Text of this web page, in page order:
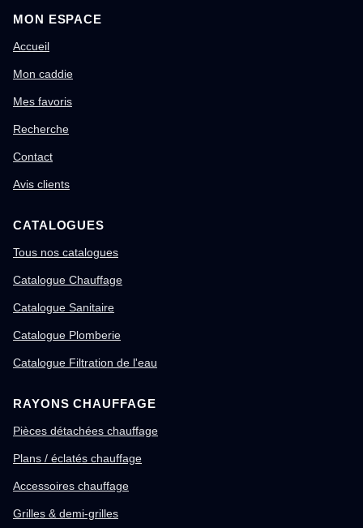
MON ESPACE
Accueil
Mon caddie
Mes favoris
Recherche
Contact
Avis clients
CATALOGUES
Tous nos catalogues
Catalogue Chauffage
Catalogue Sanitaire
Catalogue Plomberie
Catalogue Filtration de l'eau
RAYONS CHAUFFAGE
Pièces détachées chauffage
Plans / éclatés chauffage
Accessoires chauffage
Grilles & demi-grilles